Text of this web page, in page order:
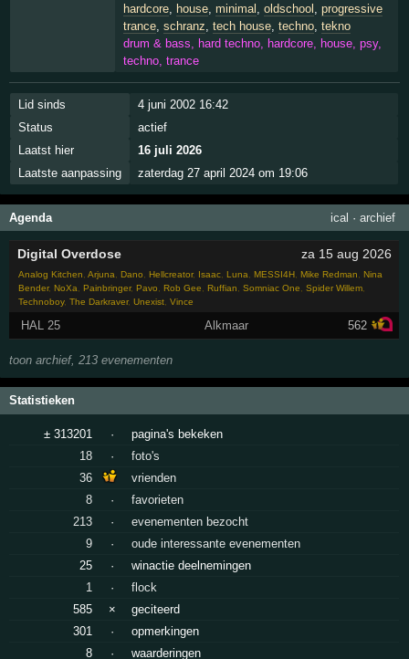
hardcore, house, minimal oldschool progressive
trance, schranz tech house, techno, tekno
drum & bass, hard techno, hardcore, house, psy,
techno, trance
Lid sinds
4 juni 2002 16:42
Status
actief
Laatst hier
16 juli 2026
Laatste aanpassing
zaterdag 27 april 2024 om 19:06
Agenda ical · archief
Digital Overdose za 15 aug 2026
Analog Kitchen ,Arjuna ,Dano ,Hellcreator, Isaac ,Luna ,MESSI4H ,Mike Redman ,Nina
Bender,NoXa ,Painbringer,Pavo ,Rob Gee ,Ruffian ,Somniac One ,Spider Willem
Technoboy,The Darkraver,Unexist ,Vince
HAL 25 Alkmaar 562
toon archief, 213 evenementen
Statistieken
± 313201 ·
pagina's bekeken
18
·
foto's
36
vrienden
8
·
favorieten
213
·
evenementen bezocht
9
·
oude interessante evenementen
25
·
winactie deelnemingen
1
·
flock
585
×
geciteerd
301
·
opmerkingen
8
·
waarderingen